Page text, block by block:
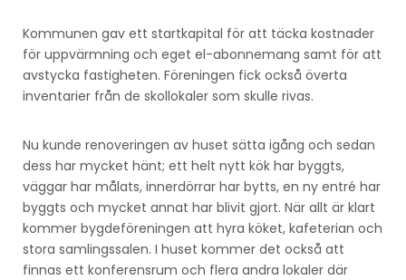
Kommunen gav ett startkapital för att täcka kostnader
för uppvärmning och eget el-abonnemang samt för att
avstycka fastigheten. Föreningen fick också överta
inventarier från de skollokaler som skulle rivas.
Nu kunde renoveringen av huset sätta igång och sedan
dess har mycket hänt; ett helt nytt kök har byggts,
väggar har målats, innerdörrar har bytts, en ny entré har
byggts och mycket annat har blivit gjort. När allt är klart
kommer bygdeföreningen att hyra köket, kafeterian och
stora samlingssalen. I huset kommer det också att
finnas ett konferensrum och flera andra lokaler där